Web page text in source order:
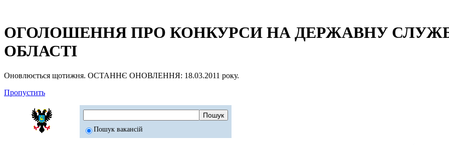
ОГОЛОШЕННЯ ПРО КОНКУРСИ НА ДЕРЖАВНУ
ОБЛАСТІ
Оновлюється щотижня. ОСТАННЄ ОНОВЛЕННЯ: 18.03.2011 року.
Пропустить
Пошук вакансій